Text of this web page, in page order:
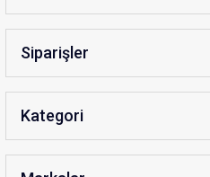
Microplane
Microplane Premium Classic Zester Beyaz
Siparişler
Kategori